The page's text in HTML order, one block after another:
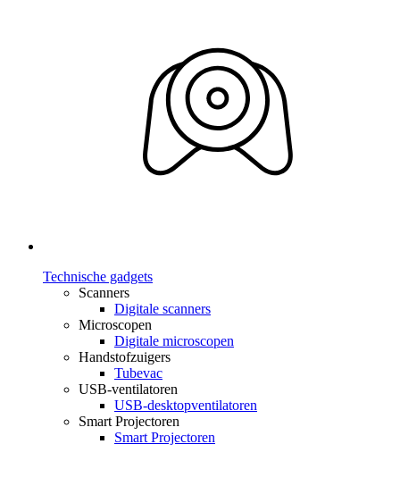
Technische gadgets
Scanners
Digitale scanners
Microscopen
Digitale microscopen
Handstofzuigers
Tubevac
USB-ventilatoren
USB-desktopventilatoren
Smart Projectoren
Smart Projectoren